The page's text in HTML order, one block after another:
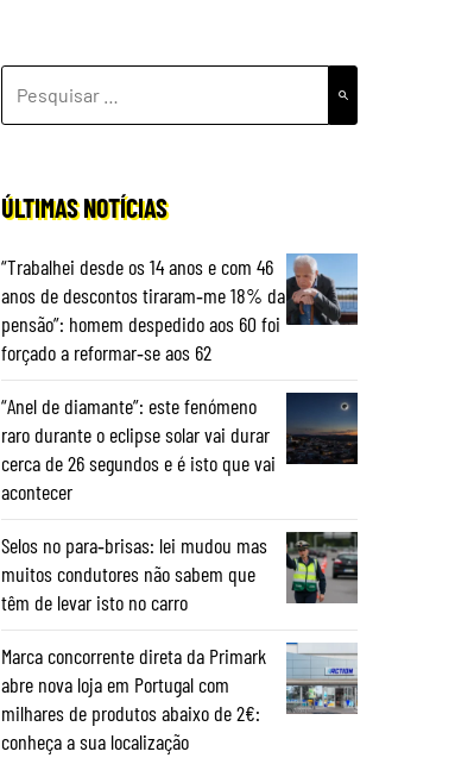
POR:
ÚLTIMAS NOTÍCIAS
“Trabalhei desde os 14 anos e com 46
anos de descontos tiraram‑me 18% da
pensão”: homem despedido aos 60 foi
forçado a reformar‑se aos 62
“Anel de diamante”: este fenómeno
raro durante o eclipse solar vai durar
cerca de 26 segundos e é isto que vai
acontecer
Selos no para‑brisas: lei mudou mas
muitos condutores não sabem que
têm de levar isto no carro
Marca concorrente direta da Primark
abre nova loja em Portugal com
milhares de produtos abaixo de 2€:
conheça a sua localização